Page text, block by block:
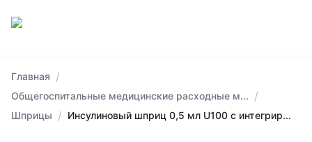
Главная /
Общегоспитальные медицинские расходные м... /
Шприцы / Инсулиновый шприц 0,5 мл U100 с интегрир...